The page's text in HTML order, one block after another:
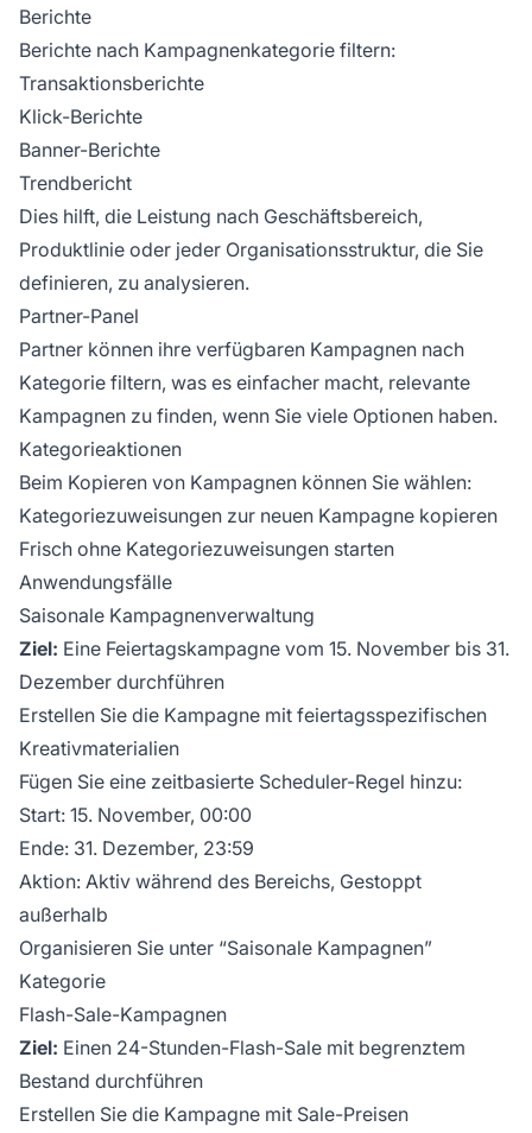
Berichte
Berichte nach Kampagnenkategorie filtern:
Transaktionsberichte
Klick-Berichte
Banner-Berichte
Trendbericht
Dies hilft, die Leistung nach Geschäftsbereich,
Produktlinie oder jeder Organisationsstruktur, die Sie
definieren, zu analysieren.
Partner-Panel
Partner können ihre verfügbaren Kampagnen nach
Kategorie filtern, was es einfacher macht, relevante
Kampagnen zu finden, wenn Sie viele Optionen haben.
Kategorieaktionen
Beim Kopieren von Kampagnen können Sie wählen:
Kategoriezuweisungen zur neuen Kampagne kopieren
Frisch ohne Kategoriezuweisungen starten
Anwendungsfälle
Saisonale Kampagnenverwaltung
Ziel: Eine Feiertagskampagne vom 15. November bis 31.
Dezember durchführen
Erstellen Sie die Kampagne mit feiertagsspezifischen
Kreativmaterialien
Fügen Sie eine zeitbasierte Scheduler-Regel hinzu:
Start: 15. November, 00:00
Ende: 31. Dezember, 23:59
Aktion: Aktiv während des Bereichs, Gestoppt
außerhalb
Organisieren Sie unter “Saisonale Kampagnen”
Kategorie
Flash-Sale-Kampagnen
Ziel: Einen 24-Stunden-Flash-Sale mit begrenztem
Bestand durchführen
Erstellen Sie die Kampagne mit Sale-Preisen